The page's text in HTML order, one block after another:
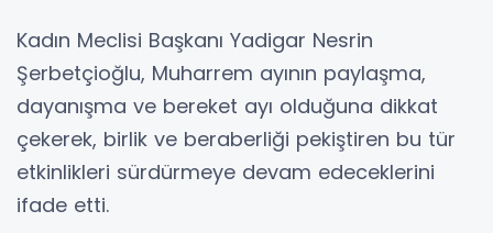
Kadın Meclisi Başkanı Yadigar Nesrin
Şerbetçioğlu, Muharrem ayının paylaşma,
dayanışma ve bereket ayı olduğuna dikkat
çekerek, birlik ve beraberliği pekiştiren bu tür
etkinlikleri sürdürmeye devam edeceklerini
ifade etti.